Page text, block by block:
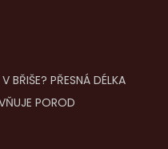
BŘIŠE? PŘESNÁ DÉLKA
POROD